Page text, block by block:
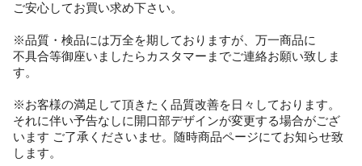
ご安心してお買い求め下さい。
※品質・検品には万全を期しておりますが、万一商品に
不具合等御座いましたらカスタマーまでご連絡お願い致しま
す。
※お客様の満足して頂きたく品質改善を日々しております。
それに伴い予告なしに開口部デザインが変更する場合がござ
います ご了承くださいませ。随時商品ページにてお知らせ致
します。